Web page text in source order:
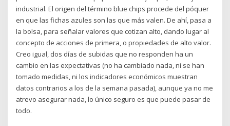
industrial. El origen del término blue chips procede del póquer
en que las fichas azules son las que más valen. De ahí, pasa a
la bolsa, para señalar valores que cotizan alto, dando lugar al
concepto de acciones de primera, o propiedades de alto valor.
Creo igual, dos días de subidas que no responden ha un
cambio en las expectativas (no ha cambiado nada, ni se han
tomado medidas, ni los indicadores económicos muestran
datos contrarios a los de la semana pasada), aunque ya no me
atrevo asegurar nada, lo único seguro es que puede pasar de
todo.